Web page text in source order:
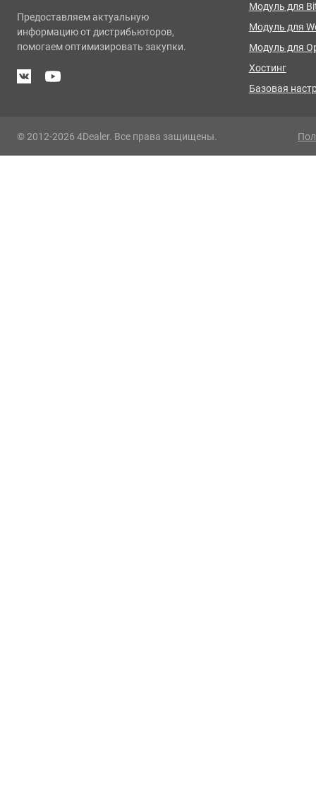
Предоставляем актуальную
информацию от дистрибьюторов,
помогаем оптимизировать закупки.
Модуль для
Модуль для
Модуль для
Хостинг
Базовая
© 2012-2026 4Dealer. Все права защищены.